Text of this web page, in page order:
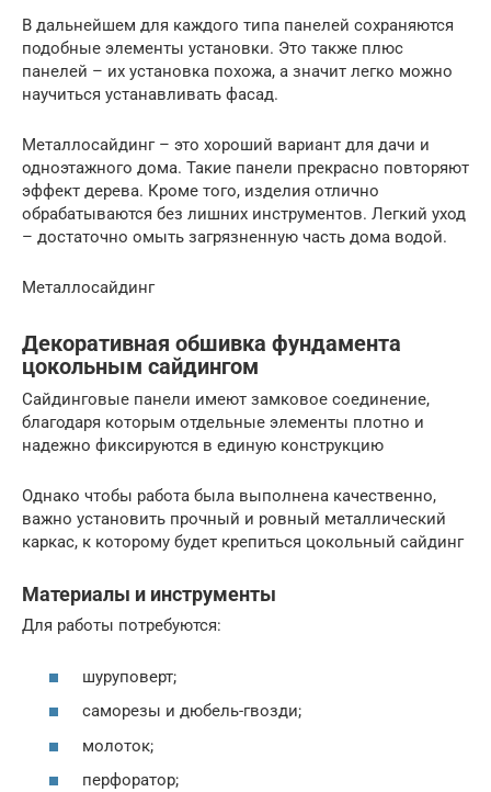
В дальнейшем для каждого типа панелей сохраняются
подобные элементы установки. Это также плюс
панелей – их установка похожа, а значит легко можно
научиться устанавливать фасад.
Металлосайдинг – это хороший вариант для дачи и
одноэтажного дома. Такие панели прекрасно повторяют
эффект дерева. Кроме того, изделия отлично
обрабатываются без лишних инструментов. Легкий уход
– достаточно омыть загрязненную часть дома водой.
Металлосайдинг
Декоративная обшивка фундамента
цокольным сайдингом
Сайдинговые панели имеют замковое соединение,
благодаря которым отдельные элементы плотно и
надежно фиксируются в единую конструкцию
Однако чтобы работа была выполнена качественно,
важно установить прочный и ровный металлический
каркас, к которому будет крепиться цокольный сайдинг
Материалы и инструменты
Для работы потребуются:
шуруповерт;
саморезы и дюбель-гвозди;
молоток;
перфоратор;